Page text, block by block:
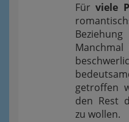
Fürviele
getroffen
den Rest
zu wollen.